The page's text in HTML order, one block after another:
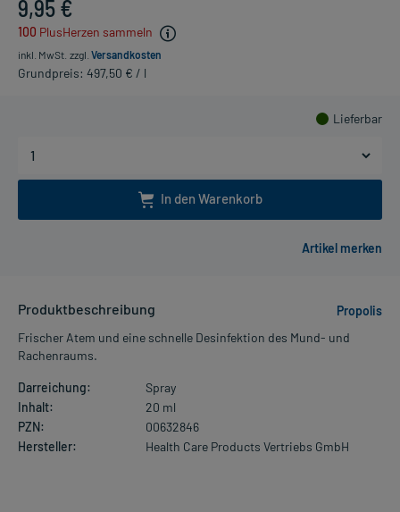
9,95 €
100 PlusHerzen sammeln
inkl. MwSt. zzgl. Versandkosten
Grundpreis: 497,50 € / l
Lieferbar
In den Warenkorb
Produktbeschreibung
Propolis
Frischer Atem und eine schnelle Desinfektion des Mund- und
Rachenraums.
Darreichung:
Spray
Inhalt:
20 ml
PZN:
00632846
Hersteller:
Health Care Products Vertriebs GmbH